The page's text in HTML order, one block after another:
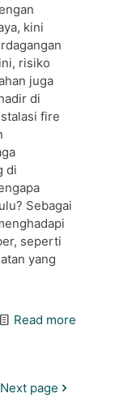
kini
risiko
juga
di
fire
di
Sebagai
seperti
yang
Read more
Next page